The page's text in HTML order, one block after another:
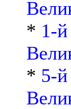
* 1-й
* 5-й